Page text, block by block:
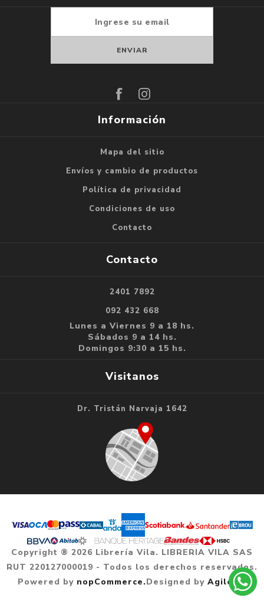
Información
Mapa del sitio
Envíos y cambio de productos
Política de privacidad
Condiciones de uso
Contacto
Contacto
2401 7892
092 432 668
Lunes a Viernes 9 a 18 hs.
Sábados 9 a 14 hs.
Domingos 9:30 a 15 hs.
Visitanos
Dr. Tristán Narvaja 1642
Copyright ® 2026 Librería Vila. LIBRERIA VILA SAS
RUT 220127000019 - Todos los derechos reservados.
Powered by nopCommerce.Designed by Agile.uy